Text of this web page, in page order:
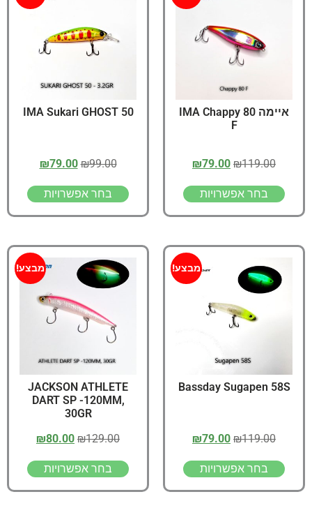
איימה IMA Chappy 80
F
₪119.00
₪79.00
בחר אפשרויות
IMA Sukari GHOST 50
₪99.00
₪79.00
בחר אפשרויות
מבצע!
Bassday Sugapen 58S
₪119.00
₪79.00
בחר אפשרויות
מבצע!
JACKSON ATHLETE
DART SP -120MM,
30GR
₪129.00
₪80.00
בחר אפשרויות